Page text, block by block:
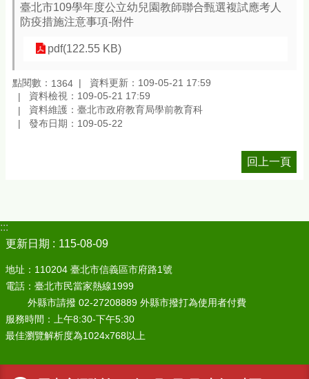
臺北市109學年度公立幼兒園教師聯合甄選複試應考人
防疫措施注意事項-附件
pdf(122.55 KB)
點閱數： 1364
資料更新：109-05-21 17:59
資料檢視：109-05-21 17:59
資料維護：臺北市政府教育局學前教育科
發布日期：109-05-22
回上一頁
:::
更新日期
115-08-09
地址：110204 臺北市信義區市府路1號
電話：臺北市民當家熱線1999
外縣市請撥 02-27208889 外縣市撥打為使用者付費
服務時間：上午8:30-下午5:30
最佳瀏覽解析度為1024x768以上